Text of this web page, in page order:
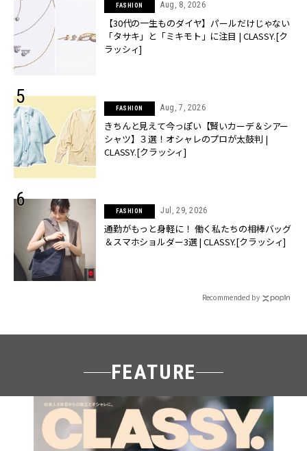
FASHION Aug, 8, 2026
【30代の一生ものダイヤ】パールだけじゃない
「タサキ」と「ミキモト」に注目 | CLASSY.[ク
ラッシィ]
FASHION Aug, 7, 2026
きちんと見えて今っぽい【賢いカーデ＆シアー
シャツ】３選！オシャレのプロが太鼓判 |
CLASSY.[クラッシィ]
FASHION Jul, 29, 2026
通勤がもっと身軽に！ 働く私たちの相棒バッグ
＆スマホショルダー3選 | CLASSY.[クラッシィ]
Recommended by
FEATURE